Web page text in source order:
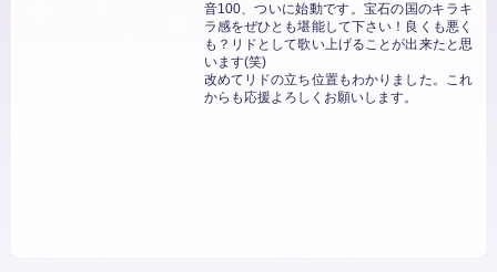
音100、ついに始動です。宝石の国のキラキ
ラ感をぜひとも堪能して下さい！良くも悪く
も？リドとして歌い上げることが出来たと思
います(笑)
改めてリドの立ち位置もわかりました。これ
からも応援よろしくお願いします。